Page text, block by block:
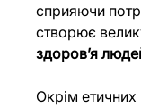
сприяючи
створює
здоровʼя
Окрім